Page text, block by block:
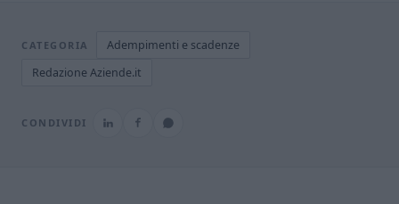
CATEGORIA
Adempimenti e scadenze
Redazione Aziende.it
CONDIVIDI